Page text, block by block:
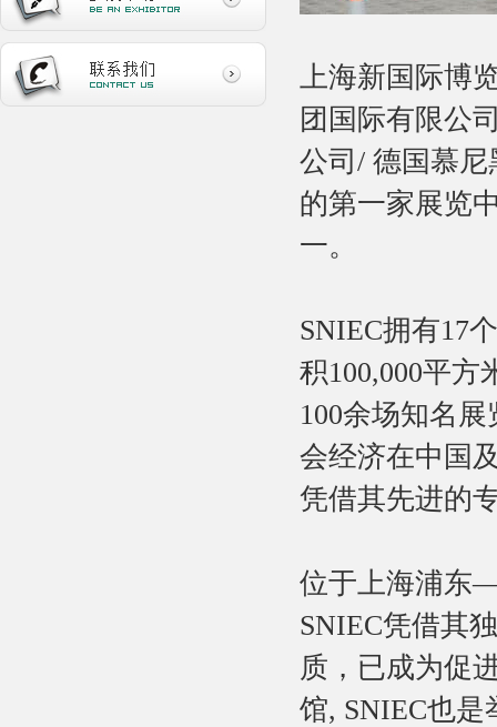
上海新国际博
团国际有限公
公司/ 德国慕
的第一家展览
一。
SNIEC拥有17
积100,000平方
100余场知名
会经济在中国
凭借其先进的
位于上海浦东
SNIEC凭借其
质，已成为促
馆, SNIEC也